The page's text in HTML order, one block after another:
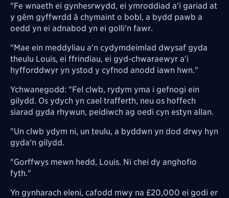
"Fe wnaeth ei gynhesrwydd, ei ymroddiad a'i gariad at
y gêm gyffwrdd â chymaint o bobl, a bydd pawb a
oedd yn ei adnabod yn ei golli'n fawr.
"Mae ein meddyliau a'n cydymdeimlad dwysaf gyda
theulu Louis, ei ffrindiau, ei gyd-chwaraewyr a'i
hyfforddwyr yn ystod y cyfnod anodd iawn hwn."
Ychwanegodd: "Fel clwb, rydym yma i gefnogi ein
gilydd. Os ydych yn cael trafferth, neu os hoffech
siarad gyda rhywun, peidiwch ag oedi cyn estyn allan.
"Un clwb ydym ni, un teulu, a byddwn yn dod drwy hyn
gyda'n gilydd.
"Gorffwys mewn hedd, Louis. Ni chei dy anghofio
fyth."
Yn gynharach eleni, cafodd mwy na £20,000 ei godi er